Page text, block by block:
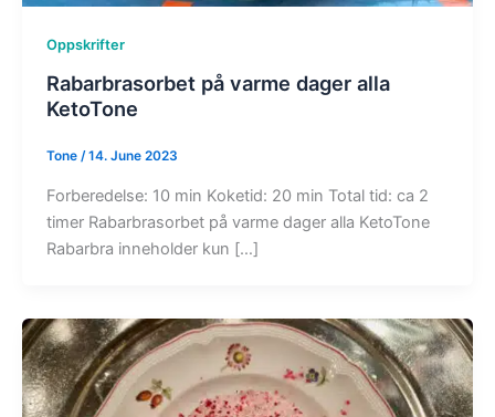
Oppskrifter
Rabarbrasorbet på varme dager alla
KetoTone
Tone /14. June 2023
Forberedelse: 10 min Koketid: 20 min Total tid: ca 2
timer Rabarbrasorbet på varme dager alla KetoTone
Rabarbra inneholder kun […]